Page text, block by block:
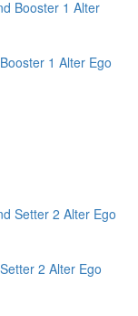
1 Alter Ego
2 Alter Ego